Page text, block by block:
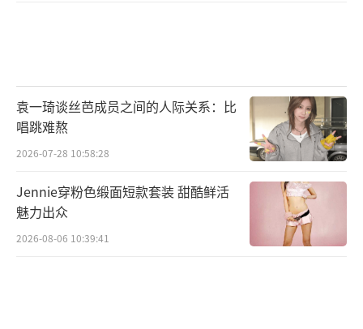
袁一琦谈丝芭成员之间的人际关系：比
唱跳难熬
2026-07-28 10:58:28
Jennie穿粉色缎面短款套装 甜酷鲜活
魅力出众
2026-08-06 10:39:41